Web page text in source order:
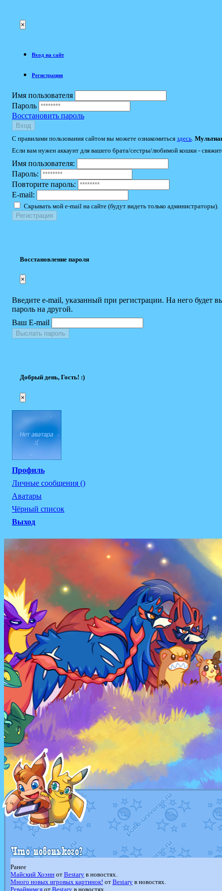
×
Вход на сайт
Регистрация
Имя пользователя
Пароль
Восстановить пароль
Вход
С правилами пользования сайтом вы можете ознакомиться здесь
Если вам нужен аккаунт для вашего брата/сестры/любимой кошки -
Имя пользователя:
Пароль:
Повторите пароль:
E-mail:
Скрывать мой e-mail на сайте (будут видеть только администраторы).
Восстановление пароля
×
Введите e-mail, указанный при регистрации. На него будет
пароль на другой.
Ваш E-mail
Выслать пароль
Добрый день, Гость! :)
×
Профиль
Личные сообщения ()
Аватары
Чёрный список
Выход
Ранее
Майский Хоэннот Bestaryв новостях.
Много новых игровых картинок! от Bestaryв новостях.
Ревайвимсяот Bestaryв новостях.